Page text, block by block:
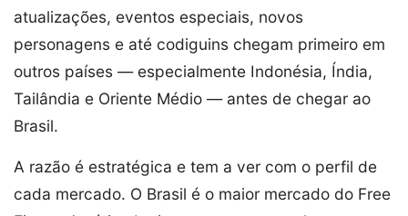
atualizações, eventos especiais, novos
personagens e até codiguins chegam primeiro em
outros países — especialmente Indonésia, Índia,
Tailândia e Oriente Médio — antes de chegar ao
Brasil.
A razão é estratégica e tem a ver com o perfil de
cada mercado. O Brasil é o maior mercado do Free